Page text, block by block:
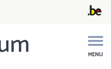
MENU